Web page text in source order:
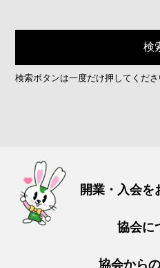
検索ボタンは一度だけ押してくだ
開業・入会を
協会に
協会から